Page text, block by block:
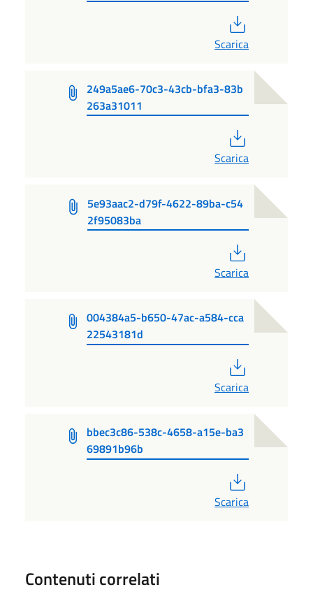
Scarica
249a5ae6-70c3-43cb-bfa3-83b
263a31011
Scarica
5e93aac2-d79f-4622-89ba-c54
2f95083ba
Scarica
004384a5-b650-47ac-a584-cca
22543181d
Scarica
bbec3c86-538c-4658-a15e-ba3
69891b96b
Scarica
Contenuti correlati